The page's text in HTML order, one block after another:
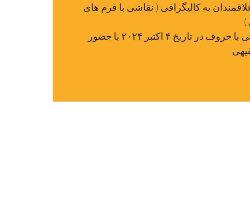
به کالیگرافی ( نقاشی با فرم های
)
ورکشاپ نقاشی با حروف در تاریخ ۴ اکتبر ۲۰۲۴ با حضور